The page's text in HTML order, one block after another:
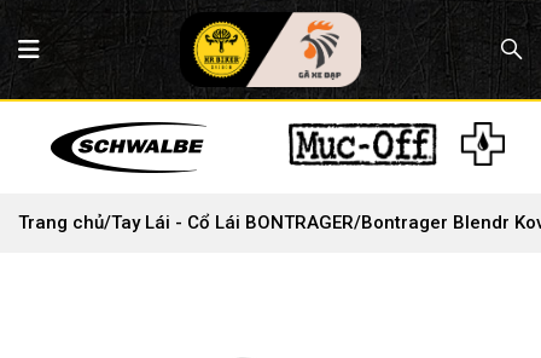
Trang chủ/Tay Lái - Cổ Lái BONTRAGER/Bontrager Blendr